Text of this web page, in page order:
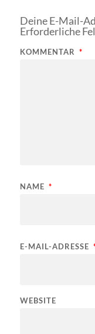
Deine E-Mail-
Erforderliche
KOMMENTAR *
NAME *
E-MAIL-ADRESSE
WEBSITE